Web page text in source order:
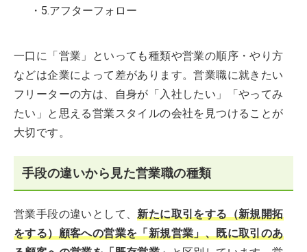
・5.アフターフォロー
一口に「営業」といっても種類や営業の順序・やり方
などは企業によって差があります。営業職に就きたい
フリーターの方は、自身が「入社したい」「やってみ
たい」と思える営業スタイルの会社を見つけることが
大切です。
手段の違いから見た営業職の種類
営業手段の違いとして、 新たに取引をする（新規開拓
をする）顧客への営業を「新規営業」、既に取引のあ